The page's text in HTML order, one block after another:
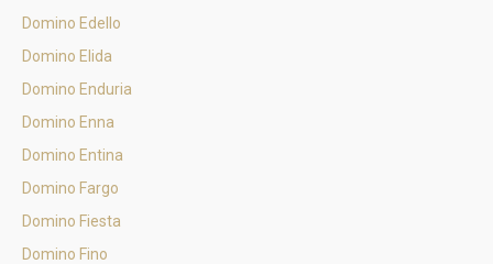
Domino Edello
Domino Elida
Domino Enduria
Domino Enna
Domino Entina
Domino Fargo
Domino Fiesta
Domino Fino